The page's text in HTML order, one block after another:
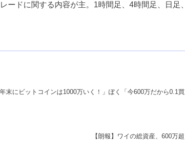
ードに関する内容が主。1時間足、4時間足、日足
末にビットコインは1000万いく！」ぼく「今600万だから0.1買
【朗報】ワイの総資産、600万